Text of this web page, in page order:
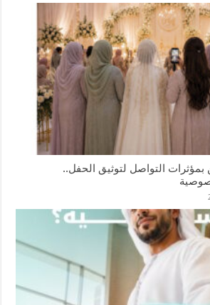
بمؤثرات التواصل لتوثيق الحفل..